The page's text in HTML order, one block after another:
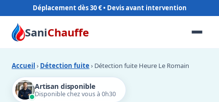
Déplacement dès 30 €
SaniChauffe
Accueil › Détection fuite › Détection fuite Heure Le Romain
Artisan disponible
Disponible chez vous à 0h30